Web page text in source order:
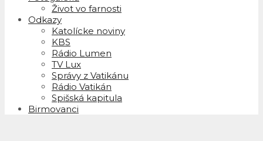
Život vo farnosti
Odkazy
Katolícke noviny
KBS
Rádio Lumen
TV Lux
Správy z Vatikánu
Rádio Vatikán
Spišská kapitula
Birmovanci